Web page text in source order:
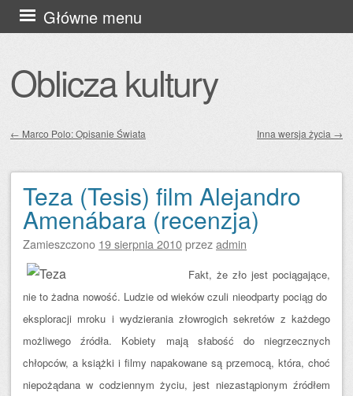
Oblicza kultury
Główne menu
Przejdź
do
← Marco Polo: Opisanie Świata Inna wersja życia →
Teza (Tesis) film Alejandro
Amenábara (recenzja)
Zamieszczono 19 sierpnia 2010przezadmin
Fakt, że zło jest pociągające,
nie to żadna nowość. Ludzie od wieków czuli nieodparty pociąg do
eksploracji mroku i wydzierania złowrogich sekretów z każdego
możliwego źródła. Kobiety mają słabość do niegrzecznych
chłopców, a książki i filmy napakowane są przemocą, która, choć
niepożądana w codziennym życiu, jest niezastąpionym źródłem